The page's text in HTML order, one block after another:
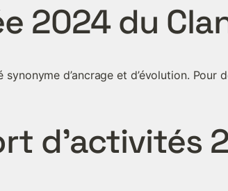
2024 du
synonyme d’ancrage et d’évolution.
d’activités